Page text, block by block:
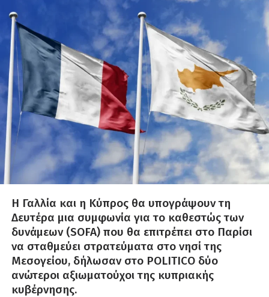
Η Γαλλία και η Κύπρος θα υπογράψουν τη
Δευτέρα μια συμφωνία για το καθεστώς των
δυνάμεων (SOFA) που θα επιτρέπει στο Παρίσι
να σταθμεύει στρατεύματα στο νησί της
Μεσογείου, δήλωσαν στο POLITICO δύο
ανώτεροι αξιωματούχοι της κυπριακής
κυβέρνησης.